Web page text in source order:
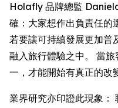
Holafly 品牌總監
確：大家想作出負責任的
若要讓可持續發展更加普
融入旅行體驗之中。 當
一，才能開始有真正的改
業界研究亦印證此現象：